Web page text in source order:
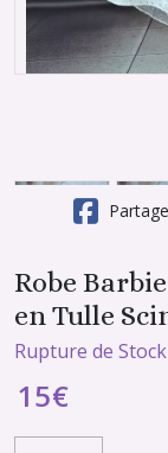
Robe
en Tulle
Rupture de Stock
15€